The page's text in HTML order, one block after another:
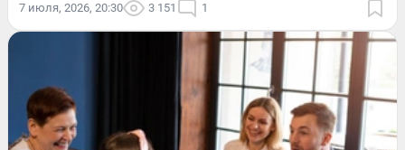
7 июля, 2026, 20:30 3 151 1